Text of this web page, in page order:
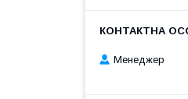
Менеджер